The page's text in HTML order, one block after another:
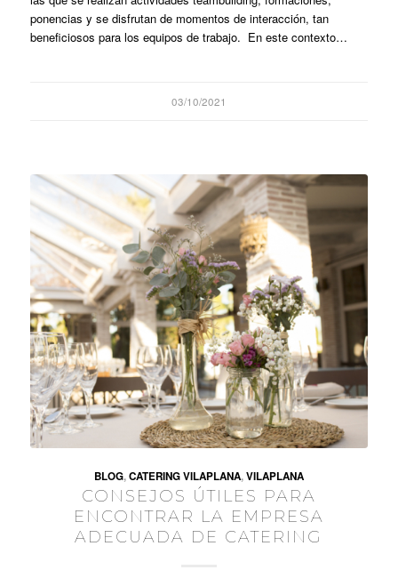
ponencias y se disfrutan de momentos de interacción, tan
beneficiosos para los equipos de trabajo. En este contexto…
03/10/2021
BLOG,CATERING VILAPLANA,VILAPLANA
CONSEJOS ÚTILES PARA
ENCONTRAR LA EMPRESA
ADECUADA DE CATERING